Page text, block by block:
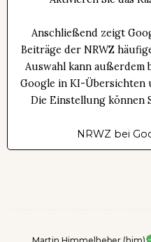
Anschließend zeigt
Beiträge der NRWZ
Auswahl kann außerdem
Google in KI-Übersichten
Die Einstellung können
NRWZ bei